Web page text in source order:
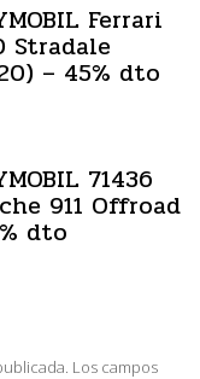
Ferrari
Stradale
– 45% dto
71436
911 Offroad
dto
Los campos